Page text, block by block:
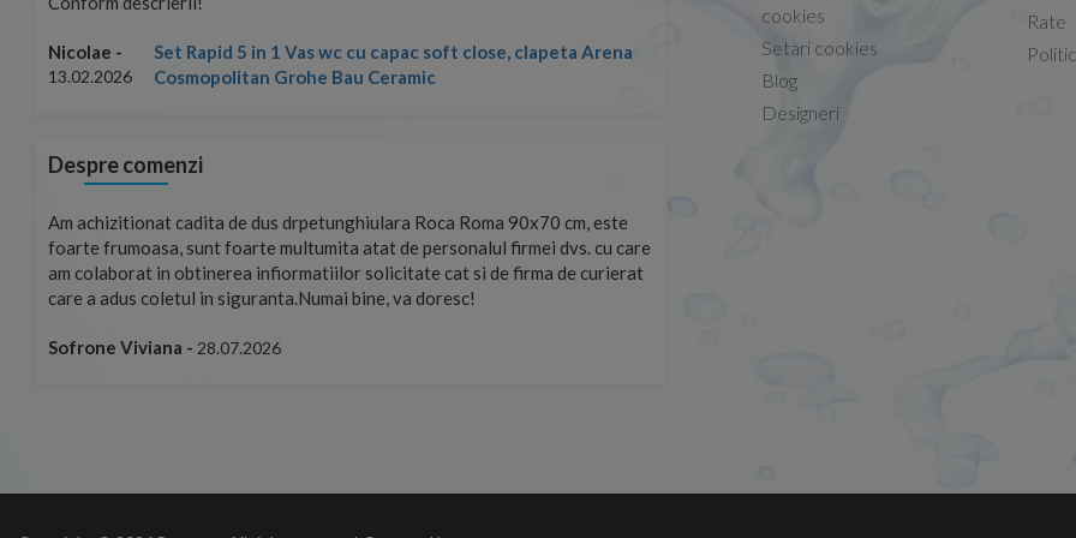
Nicolae -
13.02.2026
Set Rapid 5 in 1 Vas wc cu capac soft close, clapeta Arena
Cosmopolitan Grohe Bau Ceramic
13.02.2026
Despre comenzi
Am achizitionat cadita de dus drpetunghiulara Roca Roma 90x70 cm, este
foarte frumoasa, sunt foarte multumita atat de personalul firmei dvs. cu care
am colaborat in obtinerea infiormatiilor solicitate cat si de firma de curierat
care a adus coletul in siguranta.Numai bine, va doresc!
Sofrone Viviana - 28.07.2026
cookies
Setari cookies
Blog
Designeri
Rate